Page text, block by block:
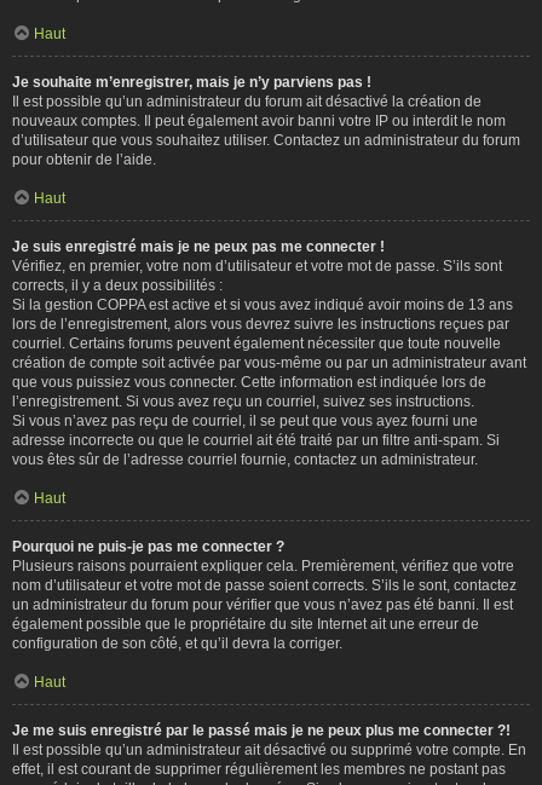
Haut
Je souhaite m’enregistrer, mais je n’y parviens pas !
Il est possible qu’un administrateur du forum ait désactivé la création de
nouveaux comptes. Il peut également avoir banni votre IP ou interdit le nom
d’utilisateur que vous souhaitez utiliser. Contactez un administrateur du forum
pour obtenir de l’aide.
Haut
Je suis enregistré mais je ne peux pas me connecter !
Vérifiez, en premier, votre nom d’utilisateur et votre mot de passe. S’ils sont
corrects, il y a deux possibilités :
Si la gestion COPPA est active et si vous avez indiqué avoir moins de 13 ans
lors de l’enregistrement, alors vous devrez suivre les instructions reçues par
courriel. Certains forums peuvent également nécessiter que toute nouvelle
création de compte soit activée par vous-même ou par un administrateur avant
que vous puissiez vous connecter. Cette information est indiquée lors de
l’enregistrement. Si vous avez reçu un courriel, suivez ses instructions.
Si vous n’avez pas reçu de courriel, il se peut que vous ayez fourni une
adresse incorrecte ou que le courriel ait été traité par un filtre anti-spam. Si
vous êtes sûr de l’adresse courriel fournie, contactez un administrateur.
Haut
Pourquoi ne puis-je pas me connecter ?
Plusieurs raisons pourraient expliquer cela. Premièrement, vérifiez que votre
nom d’utilisateur et votre mot de passe soient corrects. S’ils le sont, contactez
un administrateur du forum pour vérifier que vous n’avez pas été banni. Il est
également possible que le propriétaire du site Internet ait une erreur de
configuration de son côté, et qu’il devra la corriger.
Haut
Je me suis enregistré par le passé mais je ne peux plus me connecter ?!
Il est possible qu’un administrateur ait désactivé ou supprimé votre compte. En
effet, il est courant de supprimer régulièrement les membres ne postant pas